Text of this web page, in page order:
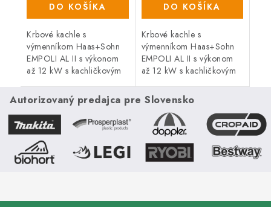
DO KOŠÍKA
Krbové kachle s
výmenníkom Haas+Sohn
EMPOLI AL II s výkonom
až 12 kW s kachličkovým
dekore v karamelovej
farbe.
DO KOŠÍKA
Krbové kachle s
výmenníkom Haas+Sohn
EMPOLI AL II s výkonom
až 12 kW s kachličkovým
dekore vo farbe bordeaux.
Autorizovaný predajca pre Slovensko